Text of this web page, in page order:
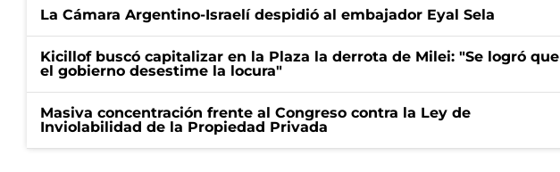
La Cámara Argentino-Israelí despidió al embajador Eyal Sela
Kicillof buscó capitalizar en la Plaza la derrota de Milei: "Se logró que
el gobierno desestime la locura"
Masiva concentración frente al Congreso contra la Ley de
Inviolabilidad de la Propiedad Privada